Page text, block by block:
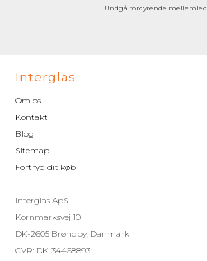
Undgå fordyrende mellemled
Interglas
Om os
Kontakt
Blog
Sitemap
Fortryd dit køb
Interglas ApS
Kornmarksvej 10
DK-2605 Brøndby, Danmark
CVR: DK-34468893